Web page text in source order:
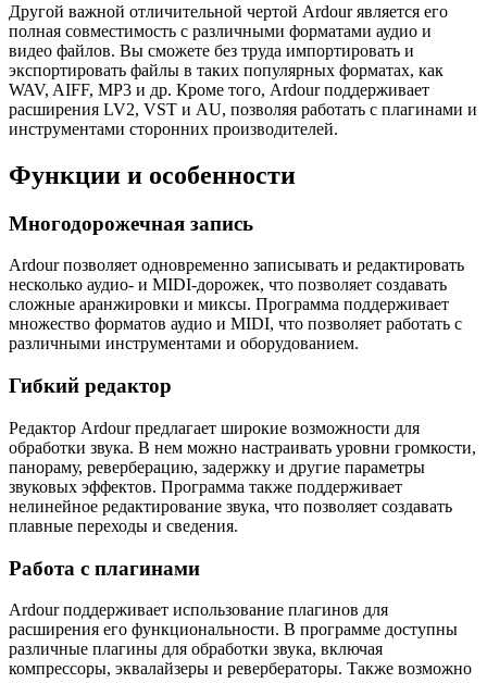
Другой важной отличительной чертой Ardour является его
полная совместимость с различными форматами аудио и
видео файлов. Вы сможете без труда импортировать и
экспортировать файлы в таких популярных форматах, как
WAV, AIFF, MP3 и др. Кроме того, Ardour поддерживает
расширения LV2, VST и AU, позволяя работать с плагинами и
инструментами сторонних производителей.
Функции и особенности
Многодорожечная запись
Ardour позволяет одновременно записывать и редактировать
несколько аудио- и MIDI-дорожек, что позволяет создавать
сложные аранжировки и миксы. Программа поддерживает
множество форматов аудио и MIDI, что позволяет работать с
различными инструментами и оборудованием.
Гибкий редактор
Редактор Ardour предлагает широкие возможности для
обработки звука. В нем можно настраивать уровни громкости,
панораму, реверберацию, задержку и другие параметры
звуковых эффектов. Программа также поддерживает
нелинейное редактирование звука, что позволяет создавать
плавные переходы и сведения.
Работа с плагинами
Ardour поддерживает использование плагинов для
расширения его функциональности. В программе доступны
различные плагины для обработки звука, включая
компрессоры, эквалайзеры и ревербераторы. Также возможно